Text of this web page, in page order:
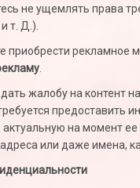
не ущемлять права
т. Д.).
приобрести рекламное
.
жалобу на контент
предоставить
на момент ее
или даже имена,